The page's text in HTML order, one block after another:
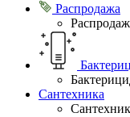
Распродажа
Сантехника